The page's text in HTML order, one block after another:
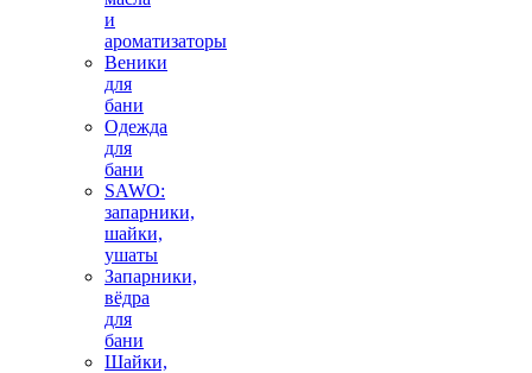
и
ароматизаторы
Веники
для
бани
Одежда
для
бани
SAWO:
запарники,
шайки,
ушаты
Запарники,
вёдра
для
бани
Шайки,